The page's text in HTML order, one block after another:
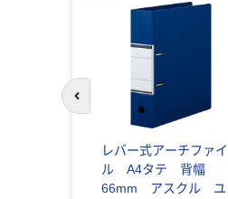
レバー式アーチファイ
ル A4タテ 背幅
66mm アスクル ユ
前のスライドへ